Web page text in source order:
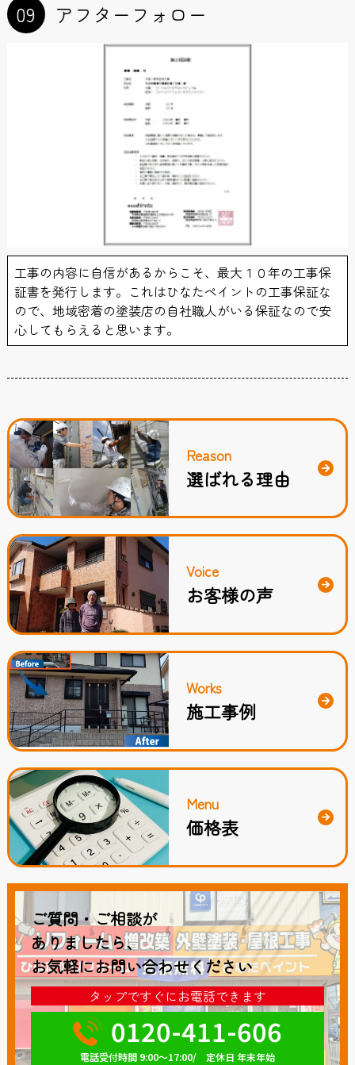
工事の内容に自信があるからこそ、最大１０年の工事保
証書を発行します。これはひなたペイントの工事保証な
ので、地域密着の塗装店の自社職人がいる保証なので安
心してもらえると思います。
09 アフターフォロー
Reason
選ばれる理由
Voice
お客様の声
Works
施工事例
Menu
価格表
ご質問・ご相談が
ありましたら、
お気軽にお問い合わせください
タップですぐにお電話できます
0120-411-606
電話受付時間 9:00～17:00/ 定休日 年末年始